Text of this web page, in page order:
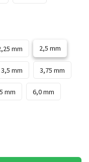
mm 2,5 mm
3,5 mm 3,75 mm
mm 6,0 mm